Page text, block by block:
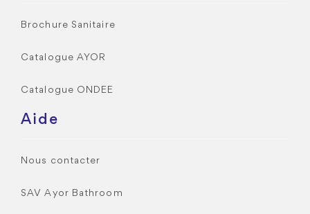
Brochure Sanitaire
Catalogue AYOR
Catalogue ONDEE
Aide
Nous contacter
SAV Ayor Bathroom